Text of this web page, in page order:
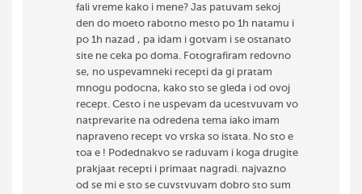
fali vreme kako i mene? Jas patuvam sekoj
den do moeto rabotno mesto po 1h natamu i
po 1h nazad , pa idam i gotvam i se ostanato
site ne ceka po doma. Fotografiram redovno
se, no uspevamneki recepti da gi pratam
mnogu podocna, kako sto se gleda i od ovoj
recept. Cesto i ne uspevam da ucestvuvam vo
natprevarite na odredena tema iako imam
napraveno recept vo vrska so istata. No sto e
toa e ! Podednakvo se raduvam i koga drugite
prakjaat recepti i primaat nagradi. najvazno
od se mi e sto se cuvstvuvam dobro sto sum